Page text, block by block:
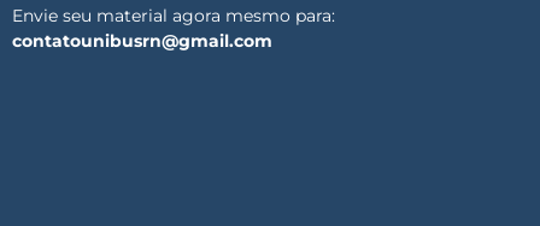
Envie seu material agora mesmo para:
contatounibusrn@gmail.com